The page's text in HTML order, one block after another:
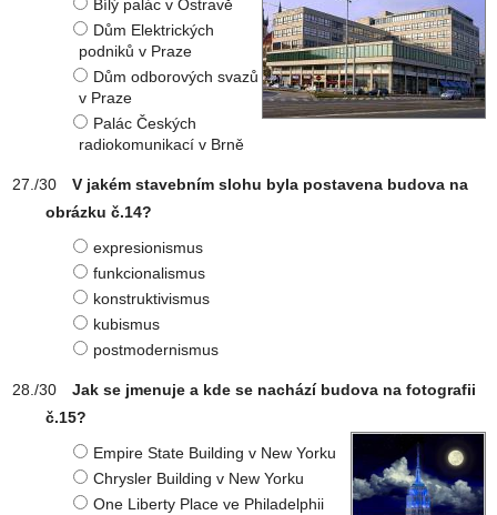
Bílý palác v Ostravě
Dům Elektrických
podniků v Praze
Dům odborových svazů
v Praze
Palác Českých
radiokomunikací v Brně
V jakém stavebním slohu byla postavena budova na
obrázku č.14?
expresionismus
funkcionalismus
konstruktivismus
kubismus
postmodernismus
Jak se jmenuje a kde se nachází budova na fotografii
č.15?
Empire State Building v New Yorku
Chrysler Building v New Yorku
One Liberty Place ve Philadelphii